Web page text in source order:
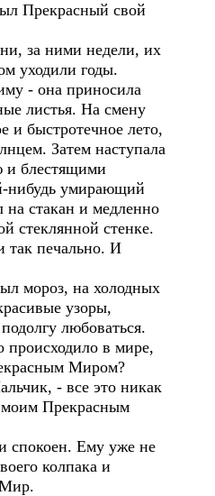
Прекрасный свой
за ними недели, их
уходили годы.
- она приносила
листья. На смену
и быстротечное лето,
Затем наступала
и блестящими
нибудь умирающий
на стакан и медленно
стеклянной стенке.
так печально. И
на холодных
узоры,
любоваться.
в мире,
Миром?
- все это никак
моим Прекрасным
Ему уже не
колпака и